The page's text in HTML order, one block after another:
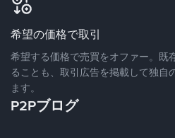
希望の価格で取引
希望する価格で売買をオファー。既
ることも、取引広告を掲載して独自
ます。
P2Pブログ